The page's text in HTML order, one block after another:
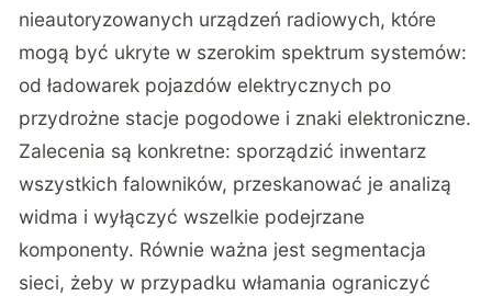
nieautoryzowanych urządzeń radiowych, które
mogą być ukryte w szerokim spektrum systemów:
od ładowarek pojazdów elektrycznych po
przydrożne stacje pogodowe i znaki elektroniczne.
Zalecenia są konkretne: sporządzić inwentarz
wszystkich falowników, przeskanować je analizą
widma i wyłączyć wszelkie podejrzane
komponenty. Równie ważna jest segmentacja
sieci, żeby w przypadku włamania ograniczyć